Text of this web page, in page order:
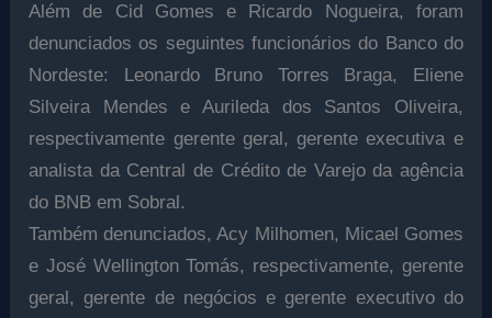
Além de Cid Gomes e Ricardo Nogueira, foram
denunciados os seguintes funcionários do Banco do
Nordeste: Leonardo Bruno Torres Braga, Eliene
Silveira Mendes e Aurileda dos Santos Oliveira,
respectivamente gerente geral, gerente executiva e
analista da Central de Crédito de Varejo da agência
do BNB em Sobral.
Também denunciados, Acy Milhomen, Micael Gomes
e José Wellington Tomás, respectivamente, gerente
geral, gerente de negócios e gerente executivo do